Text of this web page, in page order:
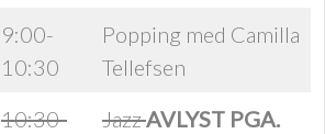
9:00-
10:30
Popping med Camilla
Tellefsen
10:30-
JazzAVLYST PGA.